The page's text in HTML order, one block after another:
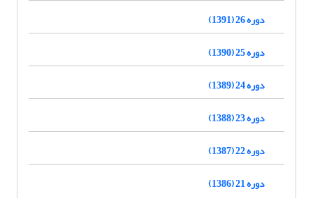
دوره 26 (1391)
دوره 25 (1390)
دوره 24 (1389)
دوره 23 (1388)
دوره 22 (1387)
دوره 21 (1386)